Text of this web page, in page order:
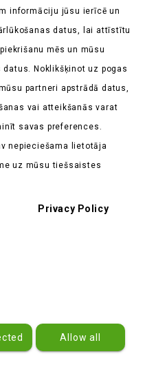
un aktuālajām
informāciju jūsu ierīcē un
datus, lai attīstītu
mēs un mūsu
Noklikšķinot uz pogas
partneri apstrādā datus,
vai atteikšanās varat
savas preferences.
nepieciešama lietotāja
uz mūsu tiešsaistes
Privacy Policy
basic funcions. This
Allow all